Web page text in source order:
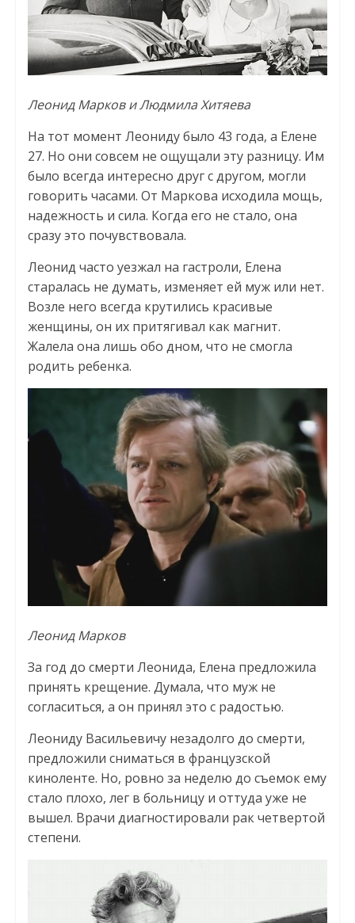
Леонид Марков и Людмила Хитяева
На тот момент Леониду было 43 года, а Елене
27. Но они совсем не ощущали эту разницу. Им
было всегда интересно друг с другом, могли
говорить часами. От Маркова исходила мощь,
надежность и сила. Когда его не стало, она
сразу это почувствовала.
Леонид часто уезжал на гастроли, Елена
старалась не думать, изменяет ей муж или нет.
Возле него всегда крутились красивые
женщины, он их притягивал как магнит.
Жалела она лишь обо дном, что не смогла
родить ребенка.
Леонид Марков
За год до смерти Леонида, Елена предложила
принять крещение. Думала, что муж не
согласиться, а он принял это с радостью.
Леониду Васильевичу незадолго до смерти,
предложили сниматься в французской
киноленте. Но, ровно за неделю до съемок ему
стало плохо, лег в больницу и оттуда уже не
вышел. Врачи диагностировали рак четвертой
степени.